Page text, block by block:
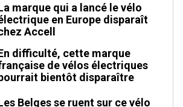
marque qui a lancé le vélo
en Europe disparaît
Accell
difficulté, cette marque
de vélos électriques
bientôt disparaître
Belges se ruent sur ce vélo